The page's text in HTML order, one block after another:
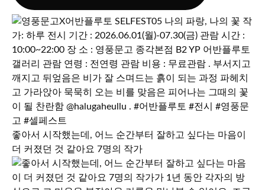
좋아서 시작했는데, 어느 순간부터 잘하고 싶다는 마음이
더 커졌던 것 같아요 7명의 작가